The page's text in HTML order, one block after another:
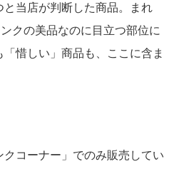
当店が判断した商品。まれ
クの美品なのに目立つ部位に
惜しい」商品も、ここに含ま
コーナー」でのみ販売してい